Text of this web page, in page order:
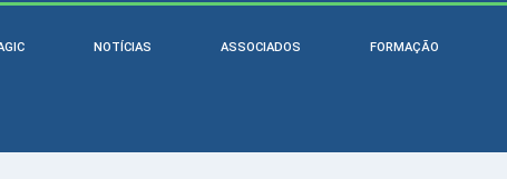
NOTÍCIAS ASSOCIADOS FORMAÇÃO